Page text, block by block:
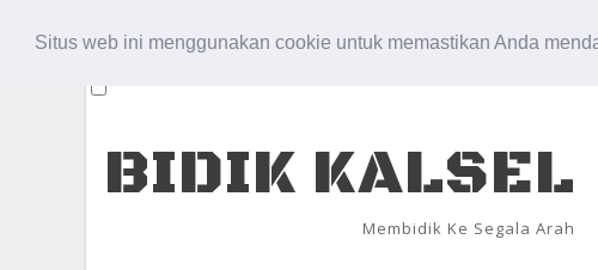
Situs web ini menggunakan cookie untuk memastikan Anda
BIDIK KALSEL
Membidik Ke Segala Arah